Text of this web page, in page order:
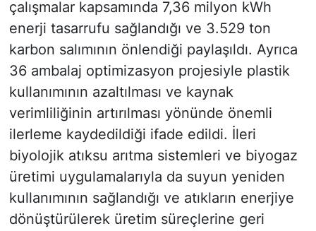
çalışmalar kapsamında 7,36 milyon kWh
enerji tasarrufu sağlandığı ve 3.529 ton
karbon salımının önlendiği paylaşıldı. Ayrıca
36 ambalaj optimizasyon projesiyle plastik
kullanımının azaltılması ve kaynak
verimliliğinin artırılması yönünde önemli
ilerleme kaydedildiği ifade edildi. İleri
biyolojik atıksu arıtma sistemleri ve biyogaz
üretimi uygulamalarıyla da suyun yeniden
kullanımının sağlandığı ve atıkların enerjiye
dönüştürülerek üretim süreçlerine geri